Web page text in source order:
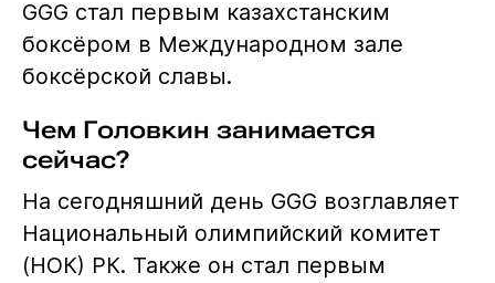
GGG стал первым казахстанским
боксёром в Международном зале
боксёрской славы.
Чем Головкин занимается
сейчас?
На сегодняшний день GGG возглавляет
Национальный олимпийский комитет
(НОК) РК. Также он стал первым